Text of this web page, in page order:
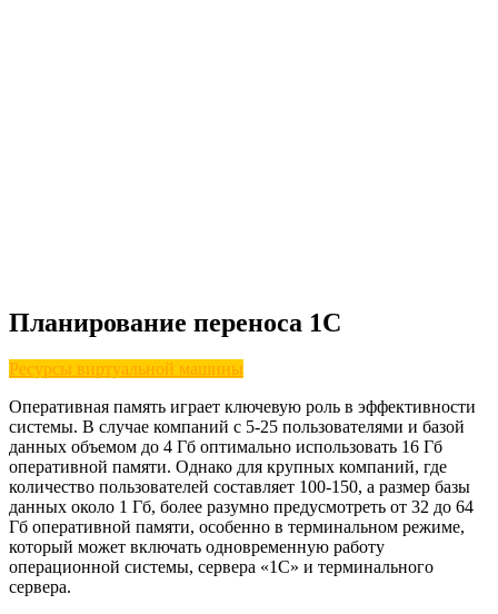
Планирование переноса 1С
Ресурсы виртуальной машины
Оперативная память играет ключевую роль в эффективности
системы. В случае компаний с 5-25 пользователями и базой
данных объемом до 4 Гб оптимально использовать 16 Гб
оперативной памяти. Однако для крупных компаний, где
количество пользователей составляет 100-150, а размер базы
данных около 1 Гб, более разумно предусмотреть от 32 до 64
Гб оперативной памяти, особенно в терминальном режиме,
который может включать одновременную работу
операционной системы, сервера «1С» и терминального
сервера.